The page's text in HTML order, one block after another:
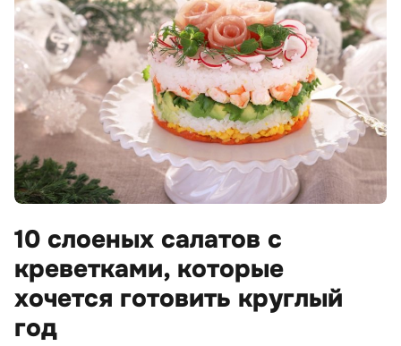
10 слоеных салатов с
креветками, которые
хочется готовить круглый
год